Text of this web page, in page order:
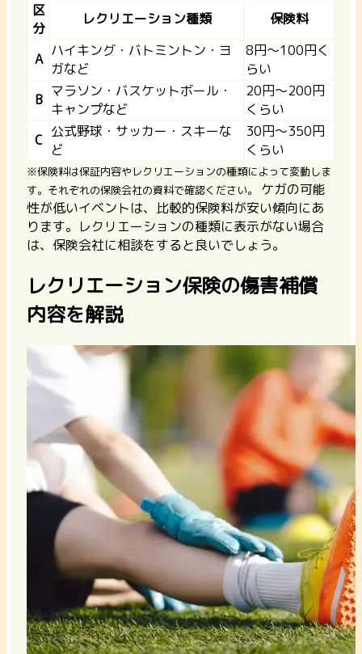
区
分
レクリエーション種類 保険料
A ハイキング・バトミントン・ヨ
ガなど
8円〜100円く
らい
B マラソン・バスケットボール・
キャンプなど
20円〜200円
くらい
C 公式野球・サッカー・スキーな
ど
30円〜350円
くらい
※保険料は保証内容やレクリエーションの種類によって変動しま
す。それぞれの保険会社の資料で確認ください。
ケガの可能
性が低いイベントは、比較的保険料が安い傾向にあ
ります。レクリエーションの種類に表示がない場合
は、保険会社に相談をすると良いでしょう。
レクリエーション保険の傷害補償
内容を解説